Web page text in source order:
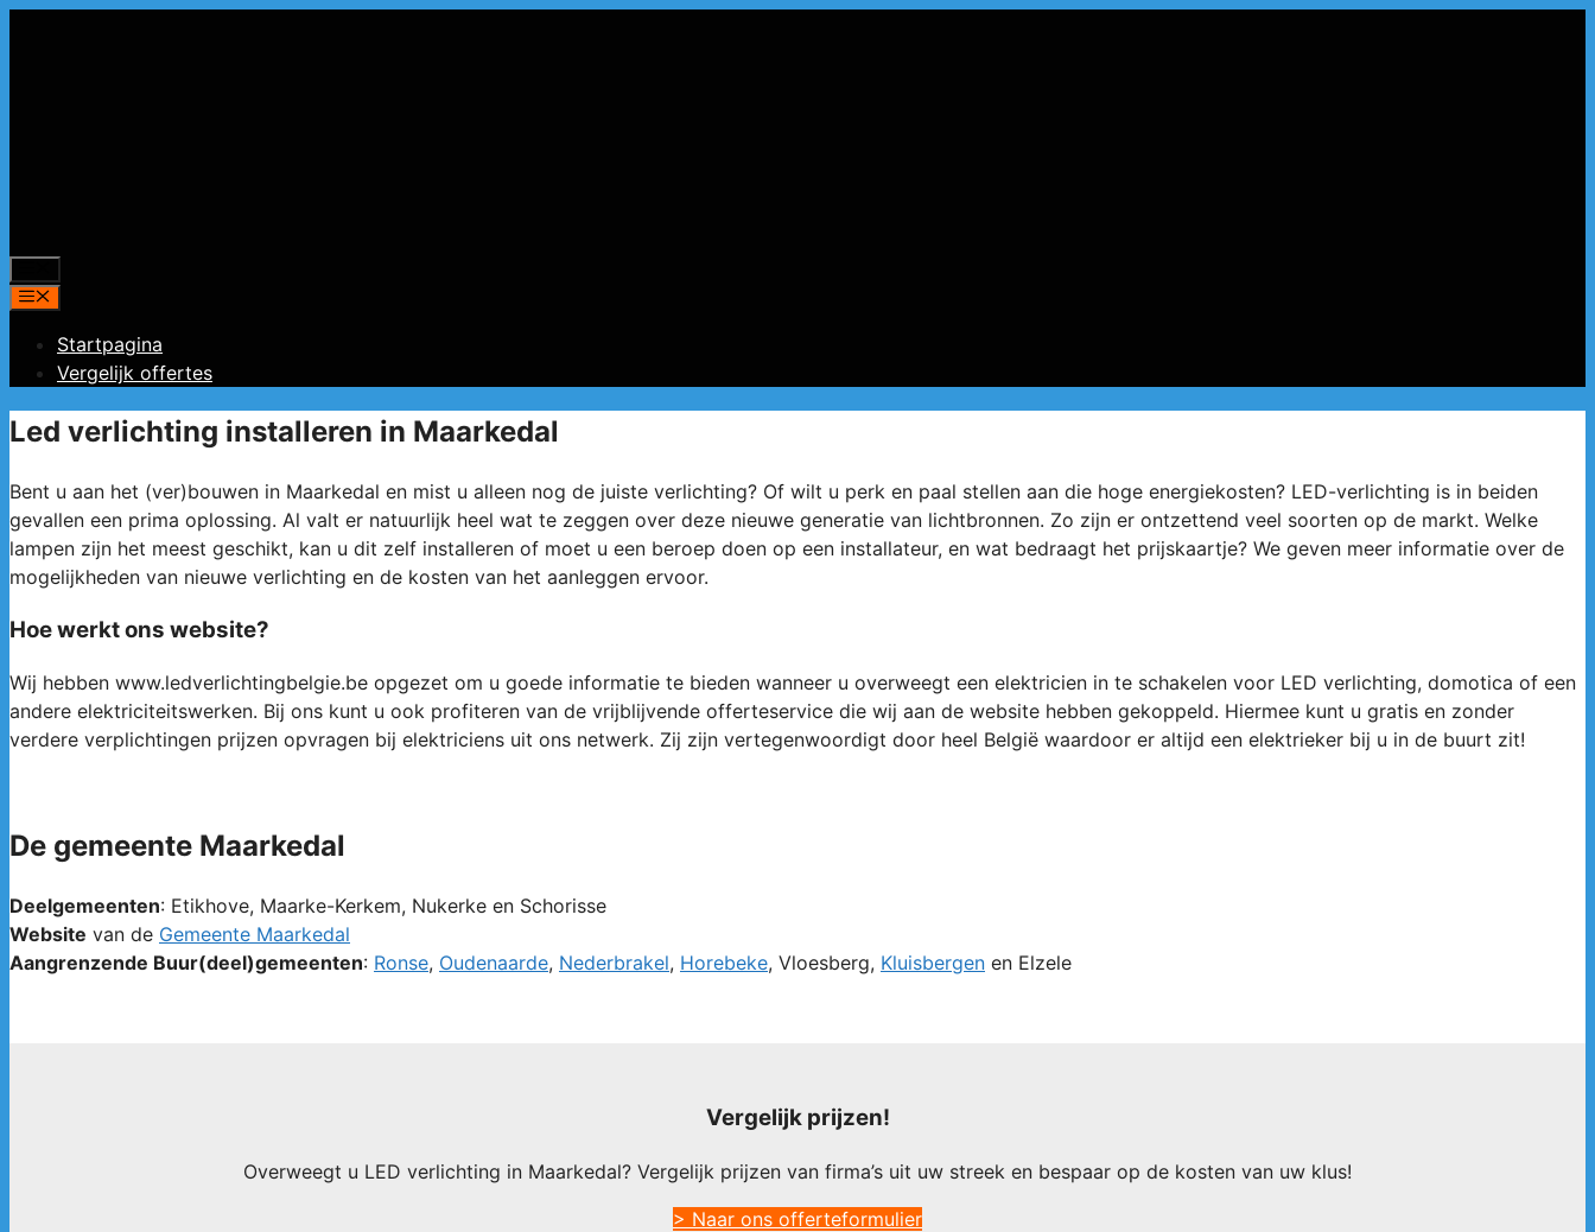
Menu
Startpagina
Vergelijk offertes
Led verlichting installeren in Maarkedal
Bent u aan het (ver)bouwen in Maarkedal en mist u alleen nog de juiste verlichting? Of wilt u perk en paal stellen aan die hoge energiekosten? LED-verlichting is in beiden
gevallen een prima oplossing. Al valt er natuurlijk heel wat te zeggen over deze nieuwe generatie van lichtbronnen. Zo zijn er ontzettend veel soorten op de markt. Welke
lampen zijn het meest geschikt, kan u dit zelf installeren of moet u een beroep doen op een installateur, en wat bedraagt het prijskaartje? We geven meer informatie over de
mogelijkheden van nieuwe verlichting en de kosten van het aanleggen ervoor.
Hoe werkt ons website?
Wij hebben www.ledverlichtingbelgie.be opgezet om u goede informatie te bieden wanneer u overweegt een elektricien in te schakelen voor LED verlichting, domotica of een
andere elektriciteitswerken. Bij ons kunt u ook profiteren van de vrijblijvende offerteservice die wij aan de website hebben gekoppeld. Hiermee kunt u gratis en zonder
verdere verplichtingen prijzen opvragen bij elektriciens uit ons netwerk. Zij zijn vertegenwoordigt door heel België waardoor er altijd een elektrieker bij u in de buurt zit!
De gemeente Maarkedal
Deelgemeenten: Etikhove, Maarke-Kerkem, Nukerke en Schorisse
Website van de Gemeente Maarkedal
Aangrenzende Buur(deel)gemeenten: Ronse, Oudenaarde, Nederbrakel, Horebeke, Vloesberg, Kluisbergen en Elzele
Vergelijk prijzen!
Overweegt u LED verlichting in Maarkedal? Vergelijk prijzen van firma’s uit uw streek en bespaar op de kosten van uw klus!
> Naar ons offerteformulier